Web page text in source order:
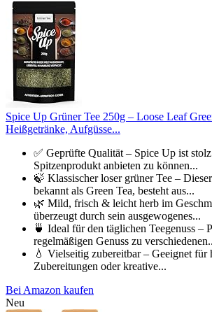
Spice Up Grüner Tee 250g – Loose Leaf
Heißgetränke, Aufgüsse...
✅ Geprüfte Qualität – Spice Up ist
Spitzenprodukt anbieten zu können...
🍃 Klassischer loser grüner Tee –
bekannt als Green Tea, besteht aus...
🌿 Mild, frisch & leicht herb im
überzeugt durch sein ausgewogenes...
🍵 Ideal für den täglichen Teegenuss –
regelmäßigen Genuss zu
💧 Vielseitig zubereitbar – Geeignet für
Zubereitungen oder kreative...
Bei Amazon kaufen
Neu